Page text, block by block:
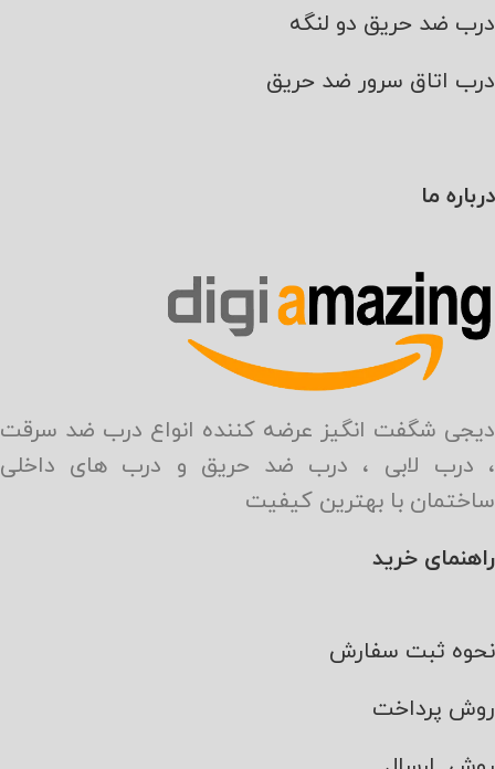
درب ضد حریق دو لنگه
درب اتاق سرور ضد حریق
درباره ما
دیجی شگفت انگیز عرضه کننده انواع درب ضد سرقت
، درب لابی ، درب ضد حریق و درب های داخلی
ساختمان با بهترین کیفیت
راهنمای خرید
نحوه ثبت سفارش
روش پرداخت